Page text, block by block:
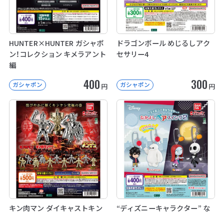
HUNTER×HUNTER ガシャポ
ン！コレクション キメラアント
編
ガシャポン 400 円
ドラゴンボール めじるしアク
セサリー4
ガシャポン 300 円
キン肉マン ダイキャストキン
“ディズニーキャラクター” な